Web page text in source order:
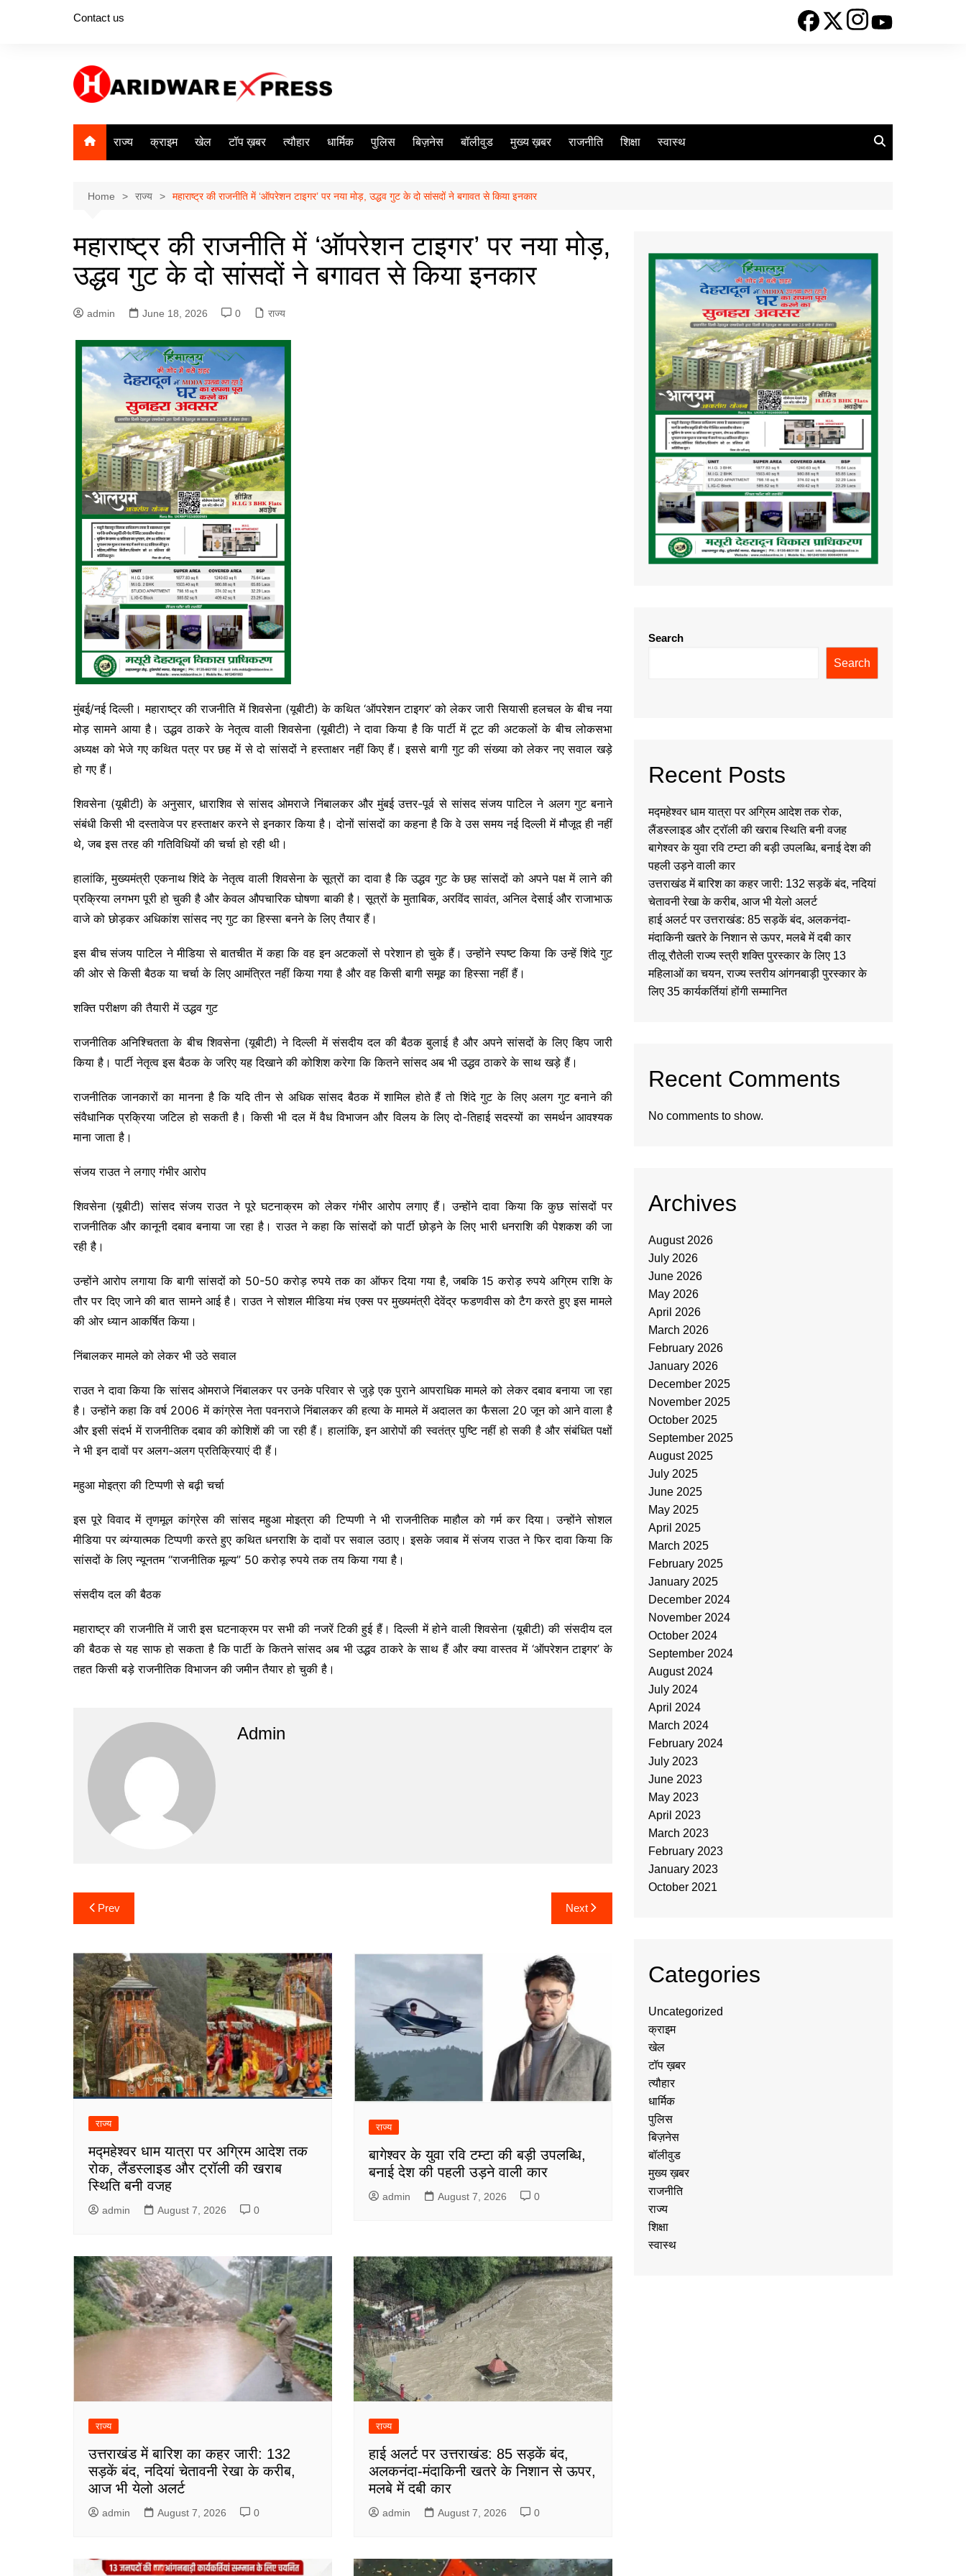
Contact us
राज्य क्राइम खेल टॉप ख़बर त्यौहार धार्मिक पुलिस बिज़नेस बॉलीवुड मुख्य ख़बर राजनीति शिक्षा स्वास्थ
Home राज्य महाराष्ट्र की राजनीति में ‘ऑपरेशन टाइगर’ पर नया मोड़, उद्धव गुट के दो सांसदों ने बगावत से किया इनकार
महाराष्ट्र की राजनीति में ‘ऑपरेशन टाइगर’ पर नया मोड़,
उद्धव गुट के दो सांसदों ने बगावत से किया इनकार
admin June 18, 2026 0 राज्य
मुंबई/नई दिल्ली। महाराष्ट्र की राजनीति में शिवसेना (यूबीटी) के कथित ‘ऑपरेशन टाइगर’ को लेकर जारी सियासी हलचल के बीच नया
मोड़ सामने आया है। उद्धव ठाकरे के नेतृत्व वाली शिवसेना (यूबीटी) ने दावा किया है कि पार्टी में टूट की अटकलों के बीच लोकसभा
अध्यक्ष को भेजे गए कथित पत्र पर छह में से दो सांसदों ने हस्ताक्षर नहीं किए हैं। इससे बागी गुट की संख्या को लेकर नए सवाल खड़े
हो गए हैं।
शिवसेना (यूबीटी) के अनुसार, धाराशिव से सांसद ओमराजे निंबालकर और मुंबई उत्तर-पूर्व से सांसद संजय पाटिल ने अलग गुट बनाने
संबंधी किसी भी दस्तावेज पर हस्ताक्षर करने से इनकार किया है। दोनों सांसदों का कहना है कि वे उस समय नई दिल्ली में मौजूद ही नहीं
थे, जब इस तरह की गतिविधियों की चर्चा हो रही थी।
हालांकि, मुख्यमंत्री एकनाथ शिंदे के नेतृत्व वाली शिवसेना के सूत्रों का दावा है कि उद्धव गुट के छह सांसदों को अपने पक्ष में लाने की
प्रक्रिया लगभग पूरी हो चुकी है और केवल औपचारिक घोषणा बाकी है। सूत्रों के मुताबिक, अरविंद सावंत, अनिल देसाई और राजाभाऊ
वाजे को छोड़कर अधिकांश सांसद नए गुट का हिस्सा बनने के लिए तैयार हैं।
इस बीच संजय पाटिल ने मीडिया से बातचीत में कहा कि वह इन अटकलों से परेशान हो चुके हैं। उन्होंने स्पष्ट किया कि उन्हें शिंदे गुट
की ओर से किसी बैठक या चर्चा के लिए आमंत्रित नहीं किया गया है और वह किसी बागी समूह का हिस्सा नहीं हैं।
शक्ति परीक्षण की तैयारी में उद्धव गुट
राजनीतिक अनिश्चितता के बीच शिवसेना (यूबीटी) ने दिल्ली में संसदीय दल की बैठक बुलाई है और अपने सांसदों के लिए व्हिप जारी
किया है। पार्टी नेतृत्व इस बैठक के जरिए यह दिखाने की कोशिश करेगा कि कितने सांसद अब भी उद्धव ठाकरे के साथ खड़े हैं।
राजनीतिक जानकारों का मानना है कि यदि तीन से अधिक सांसद बैठक में शामिल होते हैं तो शिंदे गुट के लिए अलग गुट बनाने की
संवैधानिक प्रक्रिया जटिल हो सकती है। किसी भी दल में वैध विभाजन और विलय के लिए दो-तिहाई सदस्यों का समर्थन आवश्यक
माना जाता है।
संजय राउत ने लगाए गंभीर आरोप
शिवसेना (यूबीटी) सांसद संजय राउत ने पूरे घटनाक्रम को लेकर गंभीर आरोप लगाए हैं। उन्होंने दावा किया कि कुछ सांसदों पर
राजनीतिक और कानूनी दबाव बनाया जा रहा है। राउत ने कहा कि सांसदों को पार्टी छोड़ने के लिए भारी धनराशि की पेशकश की जा
रही है।
उन्होंने आरोप लगाया कि बागी सांसदों को 50-50 करोड़ रुपये तक का ऑफर दिया गया है, जबकि 15 करोड़ रुपये अग्रिम राशि के
तौर पर दिए जाने की बात सामने आई है। राउत ने सोशल मीडिया मंच एक्स पर मुख्यमंत्री देवेंद्र फडणवीस को टैग करते हुए इस मामले
की ओर ध्यान आकर्षित किया।
निंबालकर मामले को लेकर भी उठे सवाल
राउत ने दावा किया कि सांसद ओमराजे निंबालकर पर उनके परिवार से जुड़े एक पुराने आपराधिक मामले को लेकर दबाव बनाया जा रहा
है। उन्होंने कहा कि वर्ष 2006 में कांग्रेस नेता पवनराजे निंबालकर की हत्या के मामले में अदालत का फैसला 20 जून को आने वाला है
और इसी संदर्भ में राजनीतिक दबाव की कोशिशें की जा रही हैं। हालांकि, इन आरोपों की स्वतंत्र पुष्टि नहीं हो सकी है और संबंधित पक्षों
ने भी इन दावों पर अलग-अलग प्रतिक्रियाएं दी हैं।
महुआ मोइत्रा की टिप्पणी से बढ़ी चर्चा
इस पूरे विवाद में तृणमूल कांग्रेस की सांसद महुआ मोइत्रा की टिप्पणी ने भी राजनीतिक माहौल को गर्म कर दिया। उन्होंने सोशल
मीडिया पर व्यंग्यात्मक टिप्पणी करते हुए कथित धनराशि के दावों पर सवाल उठाए। इसके जवाब में संजय राउत ने फिर दावा किया कि
सांसदों के लिए न्यूनतम “राजनीतिक मूल्य” 50 करोड़ रुपये तक तय किया गया है।
संसदीय दल की बैठक
महाराष्ट्र की राजनीति में जारी इस घटनाक्रम पर सभी की नजरें टिकी हुई हैं। दिल्ली में होने वाली शिवसेना (यूबीटी) की संसदीय दल
की बैठक से यह साफ हो सकता है कि पार्टी के कितने सांसद अब भी उद्धव ठाकरे के साथ हैं और क्या वास्तव में ‘ऑपरेशन टाइगर’ के
तहत किसी बड़े राजनीतिक विभाजन की जमीन तैयार हो चुकी है।
Admin
Post
navigation
Prev Next
राज्य
मद्महेश्वर धाम यात्रा पर अग्रिम आदेश तक
रोक, लैंडस्लाइड और ट्रॉली की खराब
स्थिति बनी वजह
admin August 7, 2026 0
राज्य
बागेश्वर के युवा रवि टम्टा की बड़ी उपलब्धि,
बनाई देश की पहली उड़ने वाली कार
admin August 7, 2026 0
राज्य
उत्तराखंड में बारिश का कहर जारी: 132
सड़कें बंद, नदियां चेतावनी रेखा के करीब,
आज भी येलो अलर्ट
admin August 7, 2026 0
राज्य
हाई अलर्ट पर उत्तराखंड: 85 सड़कें बंद,
अलकनंदा-मंदाकिनी खतरे के निशान से ऊपर,
मलबे में दबी कार
admin August 7, 2026 0
Search
Search
Recent Posts
मद्महेश्वर धाम यात्रा पर अग्रिम आदेश तक रोक,
लैंडस्लाइड और ट्रॉली की खराब स्थिति बनी वजह
बागेश्वर के युवा रवि टम्टा की बड़ी उपलब्धि, बनाई देश की
पहली उड़ने वाली कार
उत्तराखंड में बारिश का कहर जारी: 132 सड़कें बंद, नदियां
चेतावनी रेखा के करीब, आज भी येलो अलर्ट
हाई अलर्ट पर उत्तराखंड: 85 सड़कें बंद, अलकनंदा-
मंदाकिनी खतरे के निशान से ऊपर, मलबे में दबी कार
तीलू रौतेली राज्य स्त्री शक्ति पुरस्कार के लिए 13
महिलाओं का चयन, राज्य स्तरीय आंगनबाड़ी पुरस्कार के
लिए 35 कार्यकर्तियां होंगी सम्मानित
Recent Comments
No comments to show.
Archives
August 2026
July 2026
June 2026
May 2026
April 2026
March 2026
February 2026
January 2026
December 2025
November 2025
October 2025
September 2025
August 2025
July 2025
June 2025
May 2025
April 2025
March 2025
February 2025
January 2025
December 2024
November 2024
October 2024
September 2024
August 2024
July 2024
April 2024
March 2024
February 2024
July 2023
June 2023
May 2023
April 2023
March 2023
February 2023
January 2023
October 2021
Categories
Uncategorized
क्राइम
खेल
टॉप ख़बर
त्यौहार
धार्मिक
पुलिस
बिज़नेस
बॉलीवुड
मुख्य ख़बर
राजनीति
राज्य
शिक्षा
स्वास्थ